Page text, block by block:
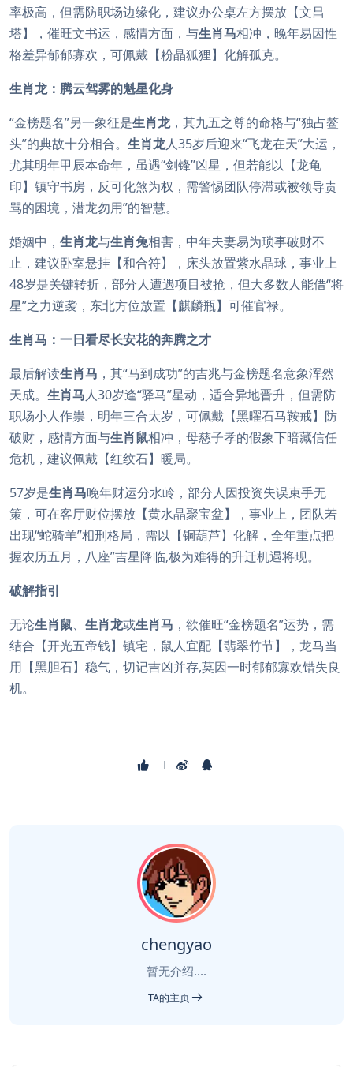
率极高，但需防职场边缘化，建议办公桌左方摆放【文昌
塔】，催旺文书运，感情方面，与生肖马相冲，晚年易因性
格差异郁郁寡欢，可佩戴【粉晶狐狸】化解孤克。
生肖龙：腾云驾雾的魁星化身
“金榜题名”另一象征是生肖龙，其九五之尊的命格与“独占鳌
头”的典故十分相合。 生肖龙人35岁后迎来“飞龙在天”大运，
尤其明年甲辰本命年，虽遇“剑锋”凶星，但若能以【龙龟
印】镇守书房，反可化煞为权，需警惕团队停滞或被领导责
骂的困境，潜龙勿用”的智慧。
婚姻中， 生肖龙与生肖兔相害，中年夫妻易为琐事破财不
止，建议卧室悬挂【和合符】，床头放置紫水晶球，事业上
48岁是关键转折，部分人遭遇项目被抢，但大多数人能借“将
星”之力逆袭，东北方位放置【麒麟瓶】可催官禄。
生肖马：一日看尽长安花的奔腾之才
最后解读生肖马 ，其“马到成功”的吉兆与金榜题名意象浑然
天成。 生肖马人30岁逢“驿马”星动，适合异地晋升，但需防
职场小人作祟，明年三合太岁，可佩戴【黑曜石马鞍戒】防
破财，感情方面与生肖鼠相冲，母慈子孝的假象下暗藏信任
危机，建议佩戴【红纹石】暖局。
57岁是生肖马晚年财运分水岭，部分人因投资失误束手无
策，可在客厅财位摆放【黄水晶聚宝盆】，事业上，团队若
出现“蛇骑羊”相刑格局，需以【铜葫芦】化解，全年重点把
握农历五月，八座”吉星降临,极为难得的升迁机遇将现。
破解指引
无论生肖鼠、 生肖龙或生肖马 ，欲催旺“金榜题名”运势，需
结合【开光五帝钱】镇宅，鼠人宜配【翡翠竹节】，龙马当
用【黑胆石】稳气，切记吉凶并存,莫因一时郁郁寡欢错失良
机。
chengyao
暂无介绍....
TA的主页